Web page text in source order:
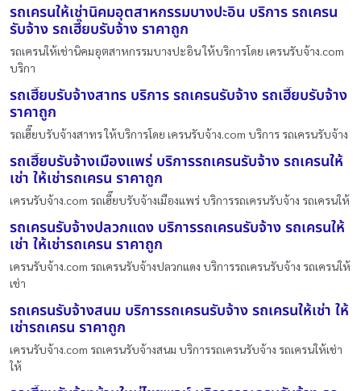
รถเครนให้เช่านิคมอุตสาหกรรมบางปะอิน บริการ รถเครน
รับจ้าง รถเฮี๊ยบรับจ้าง ราคาถูก
รถเครนให้เช่านิคมอุตสาหกรรมบางปะอิน ให้บริการโดย เครนรับจ้าง.com
บริกา
รถเฮี๊ยบรับจ้างสาทร บริการ รถเครนรับจ้าง รถเฮี๊ยบรับจ้าง
ราคาถูก
รถเฮี๊ยบรับจ้างสาทร ให้บริการโดย เครนรับจ้าง.com บริการ รถเครนรับจ้าง
รถเฮี๊ยบรับจ้างเมืองแพร่ บริการรถเครนรับจ้าง รถเครนให้
เช่า ให้เช่ารถเครน ราคาถูก
เครนรับจ้าง.com รถเฮี๊ยบรับจ้างเมืองแพร่ บริการรถเครนรับจ้าง รถเครนให้
รถเครนรับจ้างปลวกแดง บริการรถเครนรับจ้าง รถเครนให้
เช่า ให้เช่ารถเครน ราคาถูก
เครนรับจ้าง.com รถเครนรับจ้างปลวกแดง บริการรถเครนรับจ้าง รถเครนให้
เช่า
รถเครนรับจ้างสนม บริการรถเครนรับจ้าง รถเครนให้เช่า ให้
เช่ารถเครน ราคาถูก
เครนรับจ้าง.com รถเครนรับจ้างสนม บริการรถเครนรับจ้าง รถเครนให้เช่า
ให้